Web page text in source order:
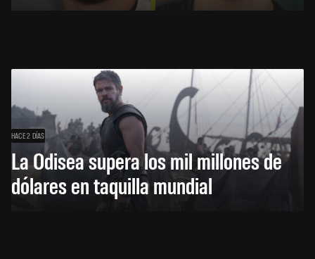
HACE 2 DÍAS
La Odisea supera los mil millones de
dólares en taquilla mundial